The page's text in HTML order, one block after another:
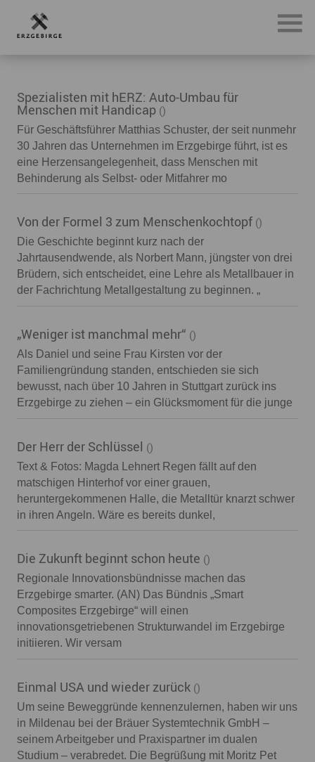
Suchergebnisse
Spezialisten mit hERZ: Auto-Umbau für
Menschen mit Handicap ()
Für Geschäftsführer Matthias Schuster, der seit nunmehr
30 Jahren das Unternehmen im Erzgebirge führt, ist es
eine Herzensangelegenheit, dass Menschen mit
Behinderung als Selbst- oder Mitfahrer mo
Von der Formel 3 zum Menschenkochtopf ()
Die Geschichte beginnt kurz nach der
Jahrtausendwende, als Norbert Mann, jüngster von drei
Brüdern, sich entscheidet, eine Lehre als Metallbauer in
der Fachrichtung Metallgestaltung zu beginnen. „
„Weniger ist manchmal mehr“ ()
Als Daniel und seine Frau Kirsten vor der
Familiengründung standen, entschieden sie sich
bewusst, nach über 10 Jahren in Stuttgart zurück ins
Erzgebirge zu ziehen – ein Glücksmoment für die junge
Der Herr der Schlüssel ()
Text & Fotos: Magda Lehnert Regen fällt auf den
matschigen Hinterhof vor einer grauen,
heruntergekommenen Halle, die Metalltür knarzt schwer
in ihren Angeln. Wäre es bereits dunkel,
Die Zukunft beginnt schon heute ()
Regionale Innovationsbündnisse machen das
Erzgebirge smarter. (AN) Das Bündnis „Smart
Composites Erzgebirge“ will einen
innovationsgetriebenen Strukturwandel im Erzgebirge
initiieren. Wir versam
Einmal USA und wieder zurück ()
Um seine Beweggründe kennenzulernen, haben wir uns
in Mildenau bei der Bräuer Systemtechnik GmbH –
seinem Arbeitgeber und Praxispartner im dualen
Studium – verabredet. Die Begrüßung mit Moritz Pet